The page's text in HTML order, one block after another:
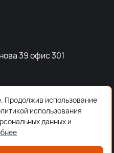
39 офис 301
Продолжив использование
использования
данных и